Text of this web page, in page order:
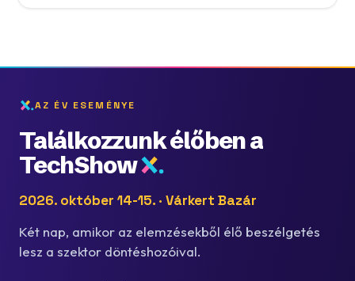
AZ ÉV ESEMÉNYE
Találkozzunk élőben a
TechShow
2026. október 14-15. · Várkert Bazár
Két nap, amikor az elemzésekből élő beszélgetés
lesz a szektor döntéshozóival.